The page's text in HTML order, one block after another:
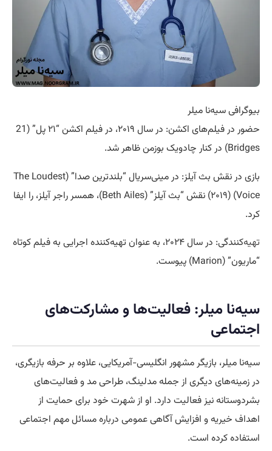
بیوگرافی سیه‌نا میلر
حضور در فیلم‌های اکشن: در سال ۲۰۱۹، در فیلم اکشن “۲۱ پل” (21
Bridges) در کنار چادویک بوزمن ظاهر شد.
بازی در نقش بث آیلز: در مینی‌سریال “بلندترین صدا” (The Loudest
Voice) (۲۰۱۹) نقش “بث آیلز” (Beth Ailes)، همسر راجر آیلز، را ایفا
کرد.
تهیه
‌کنندگی: در سال ۲۰۲۴، به عنوان تهیه‌کننده اجرایی به فیلم کوتاه
“ماریون” (Marion) پیوست.
سیه‌نا میلر: فعالیت‌ها و مشارکت‌های
اجتماعی
سیه‌نا میلر، بازیگر مشهور انگلیسی-آمریکایی، علاوه بر حرفه بازیگری،
در زمینه‌های دیگری از جمله مدلینگ، طراحی مد و فعالیت‌های
بشردوستانه نیز فعالیت دارد. او از شهرت خود برای حمایت از
اهداف خیریه و افزایش آگاهی عمومی درباره مسائل مهم اجتماعی
استفاده کرده است.